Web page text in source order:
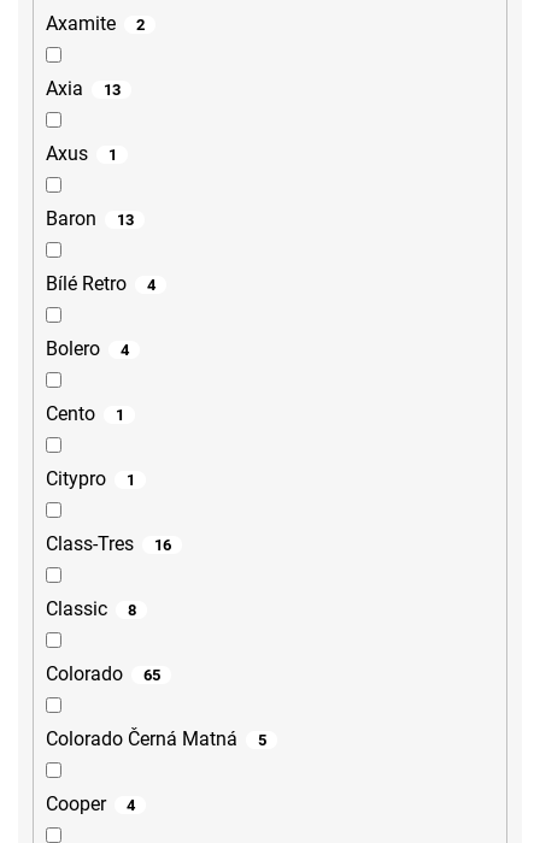
Axamite 2
Axia 13
Axus 1
Baron 13
Bílé Retro 4
Bolero 4
Cento 1
Citypro 1
Class-Tres 16
Classic 8
Colorado 65
Colorado Černá Matná 5
Cooper 4